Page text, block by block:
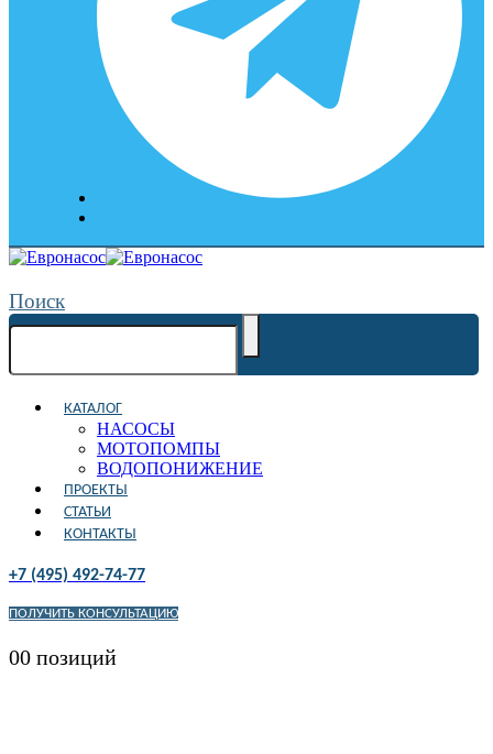
Поиск
КАТАЛОГ
НАСОСЫ
МОТОПОМПЫ
ВОДОПОНИЖЕНИЕ
ПРОЕКТЫ
СТАТЬИ
КОНТАКТЫ
+7 (495) 492-74-77
ПОЛУЧИТЬ КОНСУЛЬТАЦИЮ
00 позиций